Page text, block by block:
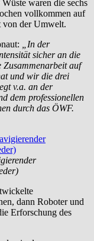
waren die sechs
vollkommen auf
von der Umwelt.
„In der
sicher an die
Zusammenarbeit auf
und wir die drei
v.a. an der
dem professionellen
durch das ÖWF.
dann Roboter und
Erforschung des